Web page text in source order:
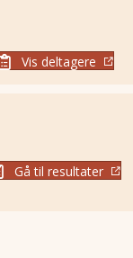
Vis deltagere
Gå til resultater